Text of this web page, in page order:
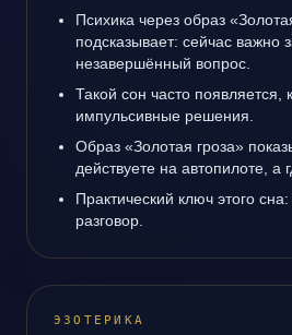
Психика через образ
подсказывает: сейчас важно
незавершённый вопрос.
Такой сон часто появляется,
импульсивные решения.
Образ «Золотая гроза»
действуете на автопилоте, а
Практический ключ этого
разговор.
ЭЗОТЕРИКА